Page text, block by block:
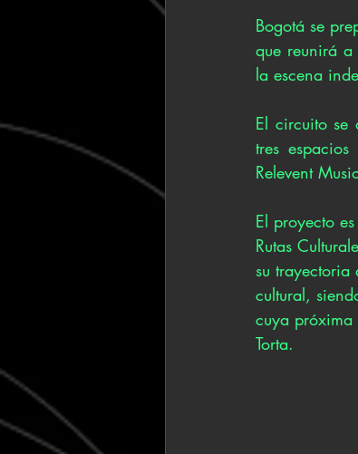
Bogotá se
que reunirá a
la escena
El circuito
tres
Relevent
El proyecto
Rutas
su
cultural,
cuya
Torta.